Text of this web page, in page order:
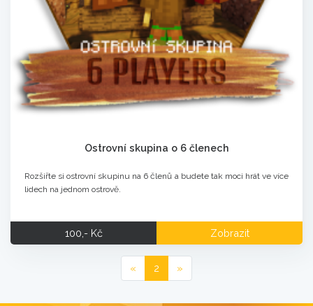
Ostrovní skupina o 6 členech
Rozšiřte si ostrovní skupinu na 6 členů a budete tak moci hrát ve více
lidech na jednom ostrově.
100,- Kč Zobrazit
« 2 »